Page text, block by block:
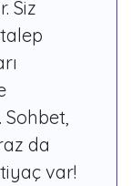
Siz
da
var!